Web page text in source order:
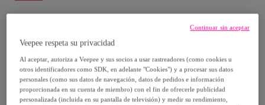
ver condiciones
Vendido porVS Venta-Stock
Veepee respeta su privacidad
Al aceptar, autoriza a Veepee y sus socios a usar rastreadores (como cookies u
otros identificadores como SDK, en adelante "Cookies") y a procesar sus datos
personales (como sus datos de navegación, datos de pedidos e información
proporcionada en su cuenta de miembro) con el fin de ofrecerle publicidad
personalizada (incluida en su pantalla de televisión) y medir su rendimiento,
Continuar sin aceptar